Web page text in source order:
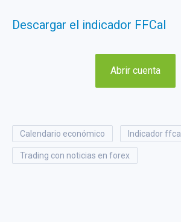
Descargar el indicador FFCal
Abrir cuenta
calendario económico indicador ffcal
trading con noticias en forex